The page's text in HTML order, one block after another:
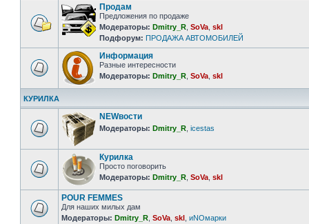
Продам
Предложения по продаже
Модераторы: Dmitry_R SoVa skl
Подфорум: ПРОДАЖА АВТОМОБИЛЕЙ
Информация
Разные интересности
Модераторы: Dmitry_R SoVa skl
КУРИЛКА
NEWвости
Модераторы: Dmitry_R icestas
Курилка
Просто поговорить
Модераторы: Dmitry_R SoVa skl
POUR FEMMES
Для наших милых дам
Модераторы: Dmitry_R SoVa skl иNOмарки